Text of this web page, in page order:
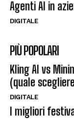
Agenti AI in
DIGITALE
PIÙ POPOLARI
Kling AI vs
(quale
DIGITALE
I migliori